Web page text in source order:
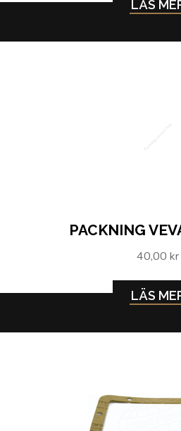
LÄS
PACKNING
40,00 kr
LÄS